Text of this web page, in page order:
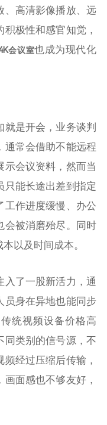
、高清影像播放、远
极性和感官知觉，
会议室也成为现代化
是开会，业务谈判
通常会借助不能远程
示会议资料，然而当
只能长途出差到指定
工作进度缓慢、办公
会被消磨殆尽。同时
以及时间成本。
入了一股新活力，通
员身在异地也能同步
统视频设备价格高
同类别的信号源，不
经过压缩后传输，
面感也不够友好，